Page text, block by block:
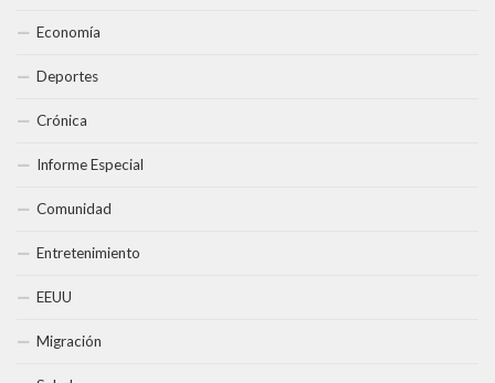
Economía
Deportes
Crónica
Informe Especial
Comunidad
Entretenimiento
EEUU
Migración